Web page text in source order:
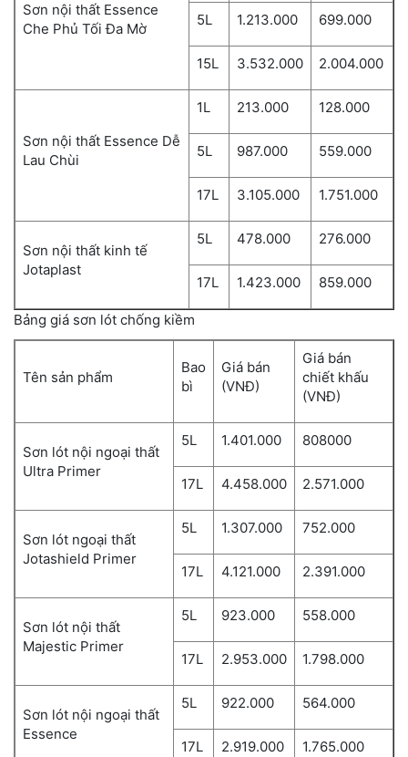
Sơn nội thất Essence
Che Phủ Tối Đa Mờ
5L 1.213.000 699.000
15L 3.532.000 2.004.000
Sơn nội thất Essence Dễ
Lau Chùi
1L 213.000 128.000
5L 987.000 559.000
17L 3.105.000 1.751.000
Sơn nội thất kinh tế
Jotaplast
5L 478.000 276.000
17L 1.423.000 859.000
Bảng giá sơn lót chống kiềm
Tên sản phẩm
Bao
bì
Giá bán
(VNĐ)
Giá bán
chiết khấu
(VNĐ)
Sơn lót nội ngoại thất
Ultra Primer
5L 1.401.000 808000
17L 4.458.000 2.571.000
Sơn lót ngoại thất
Jotashield Primer
5L 1.307.000 752.000
17L 4.121.000 2.391.000
Sơn lót nội thất
Majestic Primer
5L 923.000 558.000
17L 2.953.000 1.798.000
Sơn lót nội ngoại thất
Essence
5L 922.000 564.000
17L 2.919.000 1.765.000